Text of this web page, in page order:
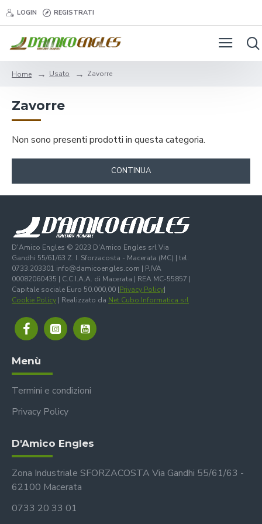
LOGIN REGISTRATI
Home Usato Zavorre
Zavorre
Non sono presenti prodotti in questa categoria.
CONTINUA
D'Amico Engles © 2023 D'Amico Engles srl Via
Gandhi 55/61/63 Z. I. Sforzacosta - Macerata (MC) | tel.
0733.203301 info@damicoengles.com | P.IVA
00082060435 | C.C.I.A.A. di Macerata | REA MC-55857 |
Capitale sociale Euro 50.000,00 |Privacy Policy|
Cookie Policy | Realizzato da Net Cubo Informatica srl
Menù
Termini e condizioni
Privacy Policy
D'Amico Engles
Zona Industriale SFORZACOSTA Via Gandhi 55/61/63 -
62100 Macerata
0733 20 33 01